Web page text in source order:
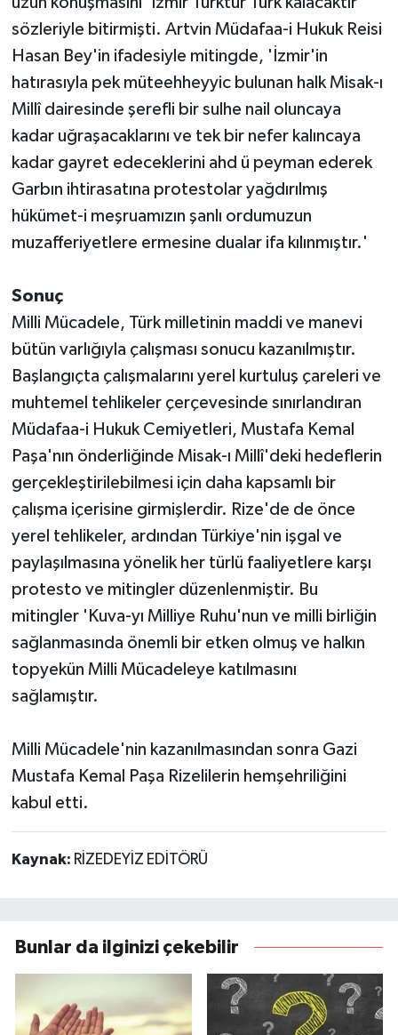
sözleriyle bitirmişti. Artvin Müdafaa-i Hukuk Reisi
Hasan Bey'in ifadesiyle mitingde, 'İzmir'in
hatırasıyla pek müteehheyyic bulunan halk Misak-ı
Millî dairesinde şerefli bir sulhe nail oluncaya
kadar uğraşacaklarını ve tek bir nefer kalıncaya
kadar gayret edeceklerini ahd ü peyman ederek
Garbın ihtirasatına protestolar yağdırılmış
hükümet-i meşruamızın şanlı ordumuzun
muzafferiyetlere ermesine dualar ifa kılınmıştır.'
Sonuç
Milli Mücadele, Türk milletinin maddi ve manevi
bütün varlığıyla çalışması sonucu kazanılmıştır.
Başlangıçta çalışmalarını yerel kurtuluş çareleri ve
muhtemel tehlikeler çerçevesinde sınırlandıran
Müdafaa-i Hukuk Cemiyetleri, Mustafa Kemal
Paşa'nın önderliğinde Misak-ı Millî'deki hedeflerin
gerçekleştirilebilmesi için daha kapsamlı bir
çalışma içerisine girmişlerdir. Rize'de de önce
yerel tehlikeler, ardından Türkiye'nin işgal ve
paylaşılmasına yönelik her türlü faaliyetlere karşı
protesto ve mitingler düzenlenmiştir. Bu
mitingler 'Kuva-yı Milliye Ruhu'nun ve milli birliğin
sağlanmasında önemli bir etken olmuş ve halkın
topyekün Milli Mücadeleye katılmasını
sağlamıştır.
Milli Mücadele'nin kazanılmasından sonra Gazi
Mustafa Kemal Paşa Rizelilerin hemşehriliğini
kabul etti.
Kaynak: RİZEDEYİZ EDİTÖRÜ
Bunlar da ilginizi çekebilir